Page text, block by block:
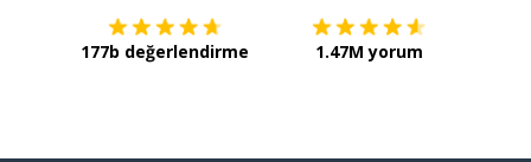
177b değerlendirme 1.47M yorum